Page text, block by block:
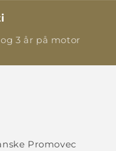
3 år på motor
Promovec